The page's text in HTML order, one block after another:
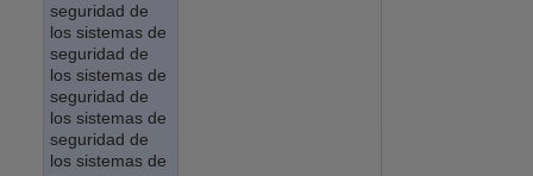
seguridad de
los sistemas de
seguridad de
los sistemas de
seguridad de
los sistemas de
seguridad de
los sistemas de